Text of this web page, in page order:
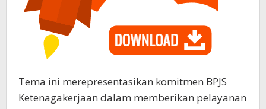
Tema ini merepresentasikan komitmen BPJS
Ketenagakerjaan dalam memberikan pelayanan